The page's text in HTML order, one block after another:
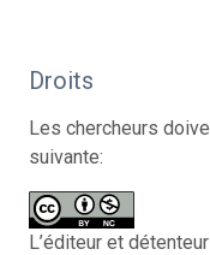
Droits
Les chercheurs
suivante:
L’éditeur et